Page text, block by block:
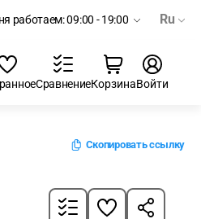
работаем: 09:00 - 19:00 Ru
СравнениеКорзинаВойти
Скопировать ссылку